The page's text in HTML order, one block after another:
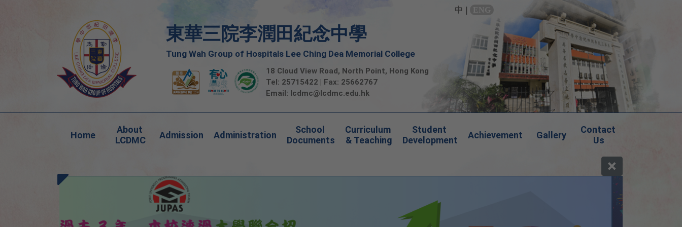
中
東華三院李潤田紀念中學
Tung Wah Group of Hospitals Lee Ching Dea Memorial College
18 Cloud View Road, North Point, Hong Kong
Tel: 25715422 | Fax: 25662767
Email: lcdmc@lcdmc.edu.hk
Home
About
LCDMC
Admission Administration
School
Documents
Curriculum
& Teaching
Student
Development
Achievement Gallery
Contact
Us